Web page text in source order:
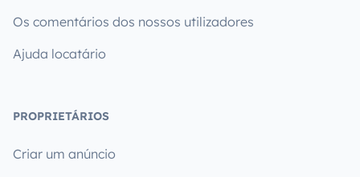
Os comentários dos nossos utilizadores
Ajuda locatário
PROPRIETÁRIOS
Criar um anúncio